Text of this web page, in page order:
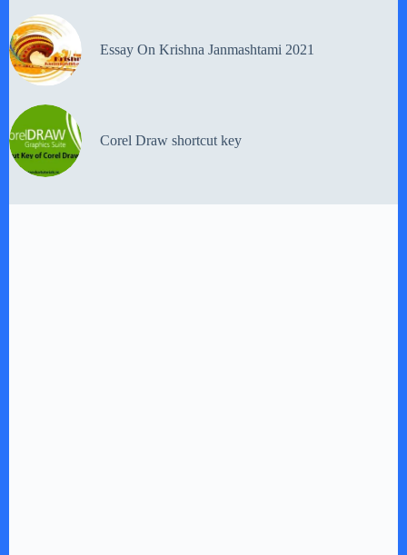
Essay On Krishna Janmashtami 2021
Corel Draw shortcut key